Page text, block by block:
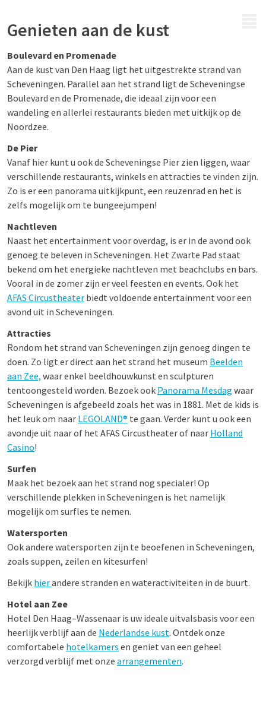
Genieten aan de kust
Boulevard en Promenade
Aan de kust van Den Haag ligt het uitgestrekte strand van
Scheveningen. Parallel aan het strand ligt de Scheveningse
Boulevard en de Promenade, die ideaal zijn voor een
wandeling en allerlei restaurants bieden met uitkijk op de
Noordzee.
De Pier
Vanaf hier kunt u ook de Scheveningse Pier zien liggen, waar
verschillende restaurants, winkels en attracties te vinden zijn.
Zo is er een panorama uitkijkpunt, een reuzenrad en het is
zelfs mogelijk om te bungeejumpen!
Nachtleven
Naast het entertainment voor overdag, is er in de avond ook
genoeg te beleven in Scheveningen. Het Zwarte Pad staat
bekend om het energieke nachtleven met beachclubs en bars.
Vooral in de zomer zijn er veel feesten en events. Ook het
AFAS Circustheater biedt voldoende entertainment voor een
avond uit in Scheveningen.
Attracties
Rondom het strand van Scheveningen zijn genoeg dingen te
doen. Zo ligt er direct aan het strand het museum Beelden
aan Zee, waar enkel beeldhouwkunst en sculpturen
tentoongesteld worden. Bezoek ook Panorama Mesdag waar
Scheveningen is afgebeeld zoals het was in 1881. Met de kids is
het leuk om naar LEGOLAND® te gaan. Verder kunt u ook een
avondje uit naarof het AFAS Circustheater of naar Holland
Casino!
Surfen
Maak het bezoek aan het strand nog specialer! Op
verschillende plekken in Scheveningen is het namelijk
mogelijk om surfles te nemen.
Watersporten
Ook andere watersporten zijn te beoefenen in Scheveningen,
zoals suppen, zeilen en kitesurfen!
Bekijk hierandere stranden en wateractiviteiten in de buurt.
Hotel aan Zee
Hotel Den Haag–Wassenaar is uw ideale uitvalsbasis voor een
heerlijk verblijf aan de Nederlandse kust. Ontdek onze
comfortabele hotelkamers en geniet van een geheel
verzorgd verblijf met onze arrangementen.